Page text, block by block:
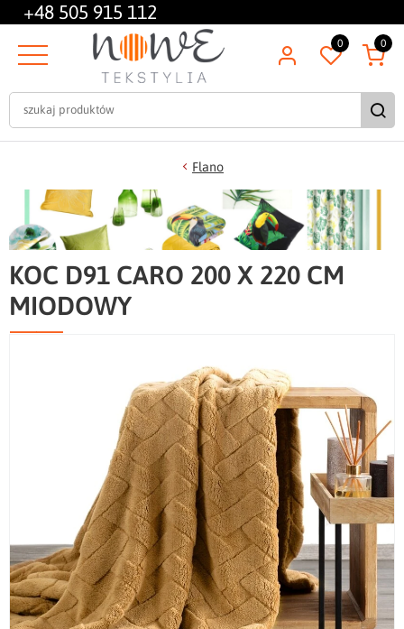
+48 505 915 112
0 0
Flano
KOC D91 CARO 200 X 220 CM
MIODOWY